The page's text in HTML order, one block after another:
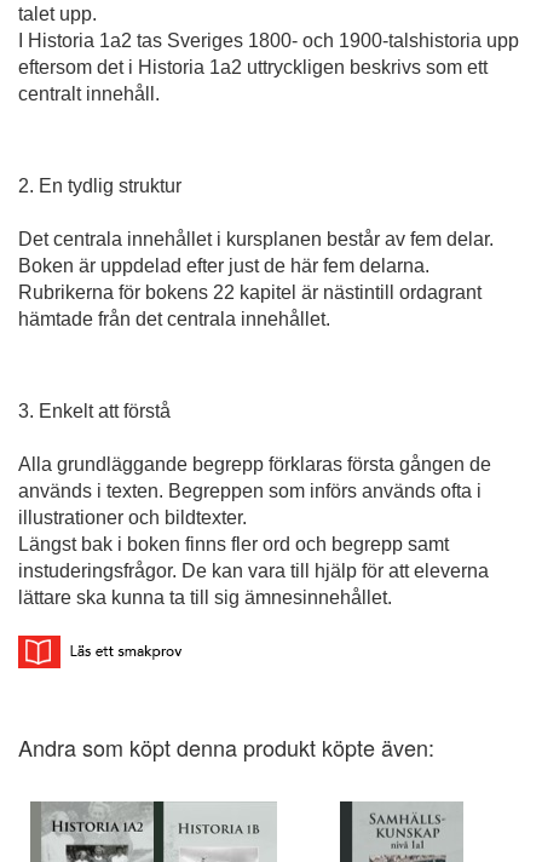
talet upp.
I Historia 1a2 tas Sveriges 1800- och 1900-talshistoria upp
eftersom det i Historia 1a2 uttryckligen beskrivs som ett
centralt innehåll.
2. En tydlig struktur
Det centrala innehållet i kursplanen består av fem delar.
Boken är uppdelad efter just de här fem del­arna.
Rubrikerna för bokens 22 kapitel är nästintill ordagrant
hämtade från det centrala innehållet.
3. Enkelt att förstå
Alla grundläggande begrepp förklaras första gången de
används i texten. Begreppen som införs används ofta i
illustrationer och bildtexter.
Längst bak i boken finns fler ord och begrepp samt
instuderingsfrågor. De kan vara till hjälp för att eleverna
lättare ska kunna ta till sig ämnes­innehållet.
Andra som köpt denna produkt köpte även: